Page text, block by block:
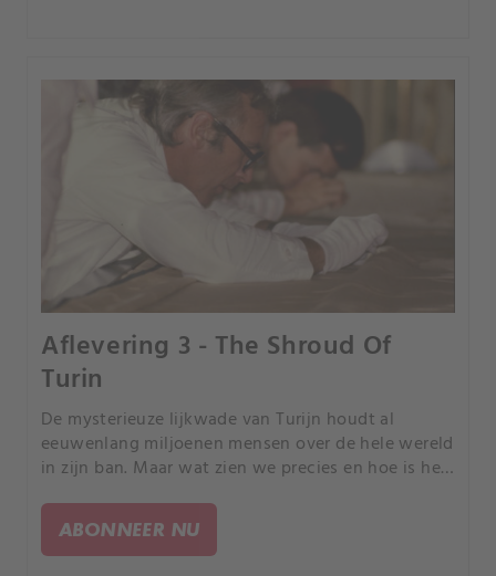
Aflevering 3 - The Shroud Of
Turin
De mysterieuze lijkwade van Turijn houdt al
eeuwenlang miljoenen mensen over de hele wereld
in zijn ban. Maar wat zien we precies en hoe is het
een afbeelding van Jezus? Of iets heel anders?.
ABONNEER NU